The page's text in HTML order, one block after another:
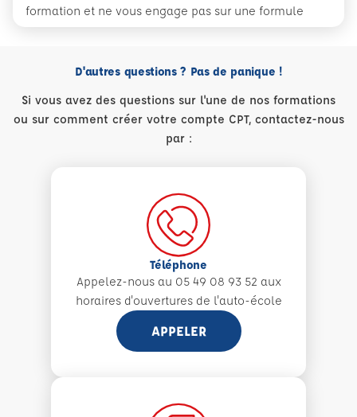
formation et ne vous engage pas sur une formule
D'autres questions ? Pas de panique !
Si vous avez des questions sur l'une de nos formations
ou sur comment créer votre compte CPT, contactez-nous
par :
Téléphone
Appelez-nous au 05 49 08 93 52 aux
horaires d'ouvertures de l'auto-école
APPELER